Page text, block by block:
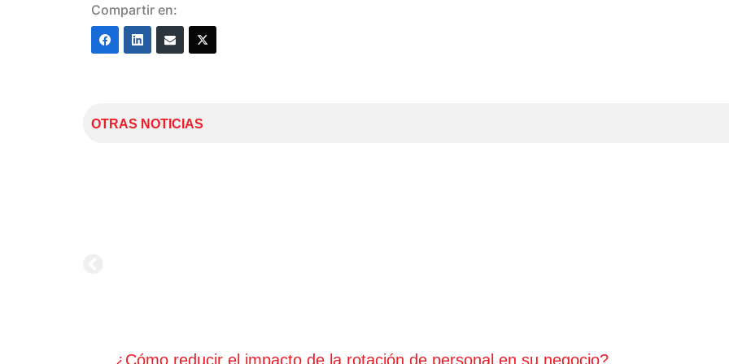
Compartir en:
OTRAS NOTICIAS
¿Cómo reducir el impacto de la rotación de personal en su negocio?